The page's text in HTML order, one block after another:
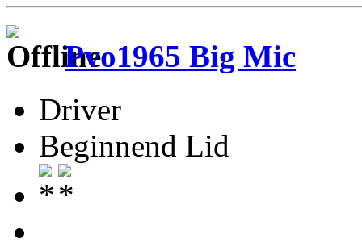
Pvo1965 Big Mic
Driver
Beginnend Lid